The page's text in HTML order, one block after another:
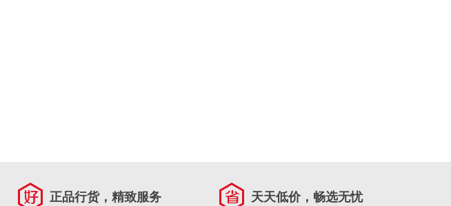
正品行货，精致服务 天天低价，畅选无忧